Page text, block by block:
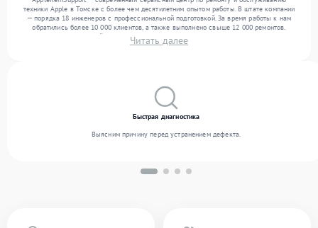
техники Apple в Томске с более чем десятилетним опытом работы. В штате компании
— порядка 18 инженеров с профессиональной подготовкой. За время работы к нам
обратились более 10 000 клиентов, а также выполнено свыше 12 000 ремонтов.
Ежемесячно в сервисный центр поступает свыше 300 единиц техники, включая , , . Мы
работаем с широким спектром неисправностей и предлагаем стабильный уровень
Читать далее
Быстрая диагностика
Выясним причину перед устранением дефекта.